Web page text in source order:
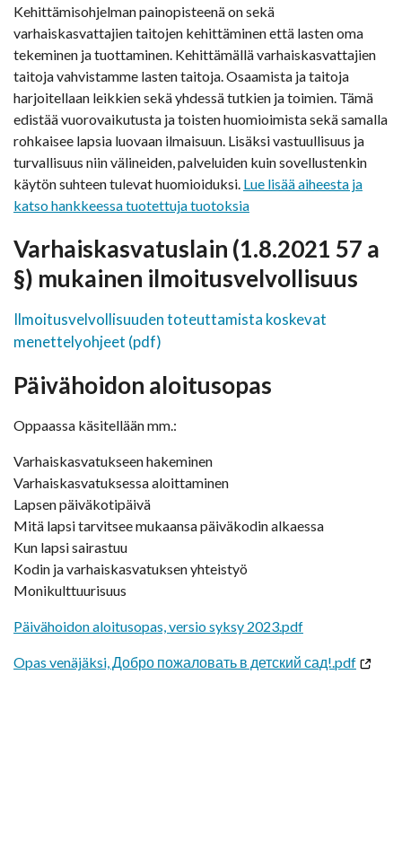
Kehittämisohjelman painopisteenä on sekä
varhaiskasvattajien taitojen kehittäminen että lasten oma
tekeminen ja tuottaminen. Kehittämällä varhaiskasvattajien
taitoja vahvistamme lasten taitoja. Osaamista ja taitoja
harjoitellaan leikkien sekä yhdessä tutkien ja toimien. Tämä
edistää vuorovaikutusta ja toisten huomioimista sekä samalla
rohkaisee lapsia luovaan ilmaisuun. Lisäksi vastuullisuus ja
turvallisuus niin välineiden, palveluiden kuin sovellustenkin
käytön suhteen tulevat huomioiduksi. Lue lisää aiheesta ja
katso hankkeessa tuotettuja tuotoksia
Varhaiskasvatuslain (1.8.2021 57 a
§) mukainen ilmoitusvelvollisuus
Ilmoitusvelvollisuuden toteuttamista koskevat
menettelyohjeet (pdf)
Päivähoidon aloitusopas
Oppaassa käsitellään mm.:
Varhaiskasvatukseen hakeminen
Varhaiskasvatuksessa aloittaminen
Lapsen päiväkotipäivä
Mitä lapsi tarvitsee mukaansa päiväkodin alkaessa
Kun lapsi sairastuu
Kodin ja varhaiskasvatuksen yhteistyö
Monikulttuurisuus
Päivähoidon aloitusopas, versio syksy 2023.pdf
Opas venäjäksi, Добро пожаловать в детский сад!.pdf